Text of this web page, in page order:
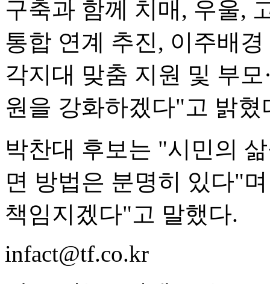
구축과 함께 치매, 우울,
통합 연계 추진, 이주배
각지대 맞춤 지원 및 부
원을 강화하겠다"고 밝혔
박찬대 후보는 "시민의
면 방법은 분명히 있다"
책임지겠다"고 말했다.
infact@tf.co.kr